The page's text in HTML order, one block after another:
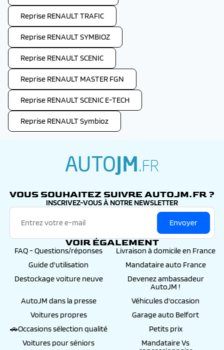
Reprise RENAULT TRAFIC
Reprise RENAULT SYMBIOZ
Reprise RENAULT SCENIC
Reprise RENAULT MASTER FGN
Reprise RENAULT SCENIC E-TECH
Reprise RENAULT Symbioz
VOUS SOUHAITEZ SUIVRE AUTOJM.FR ?
INSCRIVEZ-VOUS À NOTRE NEWSLETTER
Envoyer
VOIR ÉGALEMENT
FAQ - Questions/réponses
Livraison à domicile en France
Guide d'utilisation
Mandataire auto France
Destockage voiture neuve
Devenez ambassadeur
AutoJM !
AutoJM dans la presse
Véhicules d'occasion
Voitures propres
Garage auto Belfort
🚗Occasions sélection qualité
Petits prix
Voitures pour séniors
Mandataire Vs